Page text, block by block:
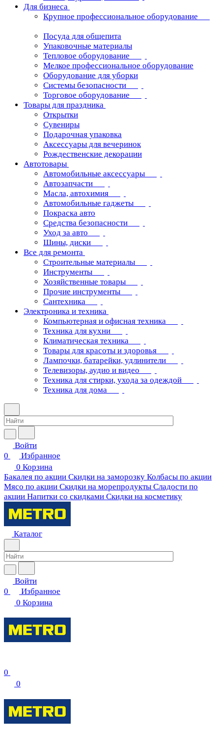
Для бизнеса
Крупное профессиональное оборудование
Посуда для общепита
Упаковочные материалы
Тепловое оборудование
Мелкое профессиональное оборудование
Оборудование для уборки
Системы безопасности
Торговое оборудование
Товары для праздника
Открытки
Сувениры
Подарочная упаковка
Аксессуары для вечеринок
Рождественские декорации
Автотовары
Автомобильные аксессуары
Автозапчасти
Масла, автохимия
Автомобильные гаджеты
Покраска авто
Средства безопасности
Уход за авто
Шины, диски
Все для ремонта
Строительные материалы
Инструменты
Хозяйственные товары
Прочие инструменты
Сантехника
Электроника и техника
Компьютерная и офисная техника
Техника для кухни
Климатическая техника
Товары для красоты и здоровья
Лампочки, батарейки, удлинители
Телевизоры, аудио и видео
Техника для стирки, ухода за одеждой
Техника для дома
Войти
0
Избранное
0 Корзина
Бакалея по акции Скидки на заморозку Колбасы по акции
Мясо по акции Скидки на морепродукты Сладости по
акции Напитки со скидками Скидки на косметику
Каталог
Войти
0
Избранное
0 Корзина
0
0